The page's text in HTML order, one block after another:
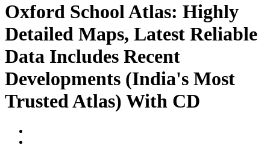
Oxford School Atlas: Highly
Detailed Maps, Latest Reliable
Data Includes Recent
Developments (India's Most
Trusted Atlas) With CD